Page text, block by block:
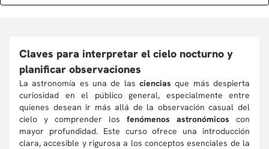
Claves para interpretar el cielo nocturno y
planificar observaciones
La astronomía es una de las ciencias que más despierta
curiosidad en el público general, especialmente entre
quienes desean ir más allá de la observación casual del
cielo y comprender los fenómenos astronómicos con
mayor profundidad. Este curso ofrece una introducción
clara, accesible y rigurosa a los conceptos esenciales de la